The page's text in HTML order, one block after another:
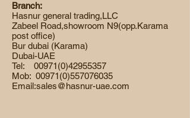
Branch:
Hasnur general trading,LLC
Zabeel Road,showroom N9(opp.Karama
post office)
Bur dubai (Karama)
Dubai-UAE
Tel: 00971(0)42955357
Mob: 00971(0)557076035
Email:sales@hasnur-uae.com